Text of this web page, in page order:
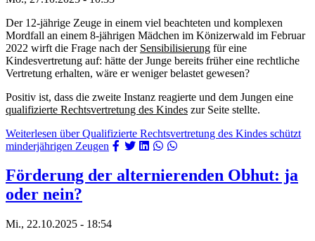
Der 12-jährige Zeuge in einem viel beachteten und komplexen
Mordfall an einem 8-jährigen Mädchen im Könizerwald im Februar
2022 wirft die Frage nach der Sensibilisierung für eine
Kindesvertretung auf: hätte der Junge bereits früher eine rechtliche
Vertretung erhalten, wäre er weniger belastet gewesen?
Positiv ist, dass die zweite Instanz reagierte und dem Jungen eine
qualifizierte Rechtsvertretung des Kindes zur Seite stellte.
Weiterlesen über Qualifizierte Rechtsvertretung des Kindes schützt
minderjährigen Zeugen
Förderung der alternierenden Obhut: ja
oder nein?
Mi., 22.10.2025 - 18:54